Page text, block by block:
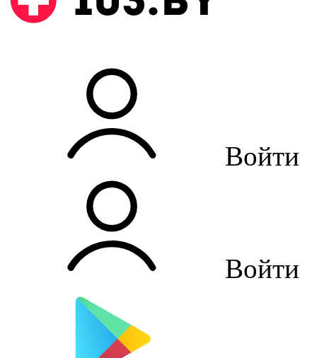
Войти
Войти